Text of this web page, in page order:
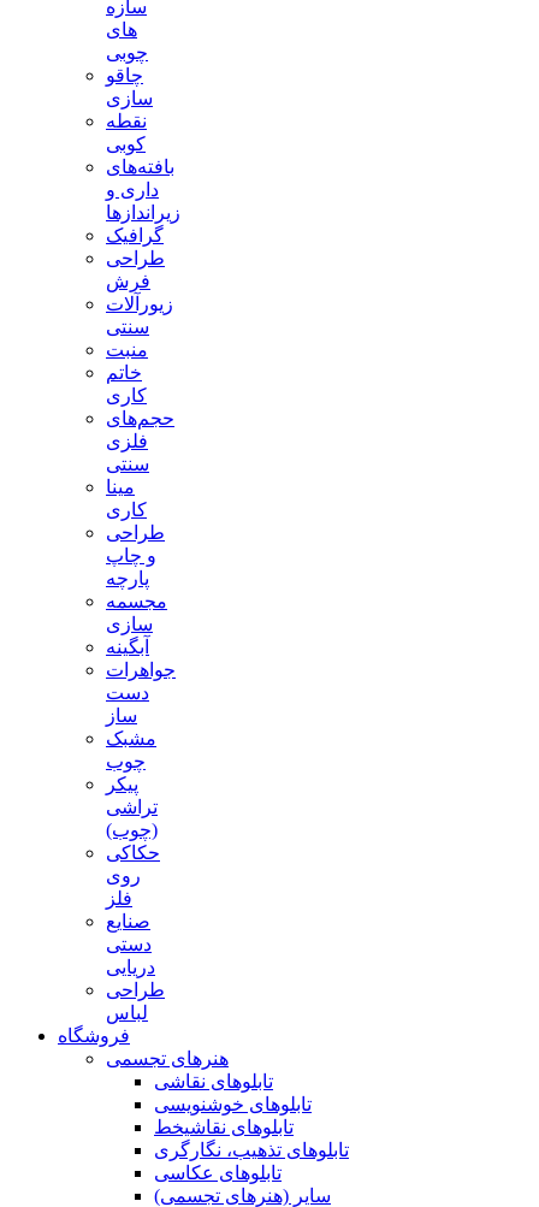
سازه
های
چوبی
چاقو
سازی
نقطه
کوبی
بافته‌های
داری و
زیراندازها
گرافیک
طراحی
فرش
زیورآلات
سنتی
منبت
خاتم
کاری
حجم‌های
فلزی
سنتی
مینا
کاری
طراحی
و چاپ
پارچه
مجسمه
سازی
آبگینه
جواهرات
دست
ساز
مشبک
چوب
پیکر
تراشی
(چوب)
حکاکی
روی
فلز
صنایع
دستی
دریایی
طراحی
لباس
فروشگاه
هنرهای تجسمی
تابلوهای نقاشی
تابلوهای خوشنویسی
تابلوهای نقاشیخط
تابلوهای تذهیب، نگارگری
تابلوهای عکاسی
سایر (هنرهای تجسمی)